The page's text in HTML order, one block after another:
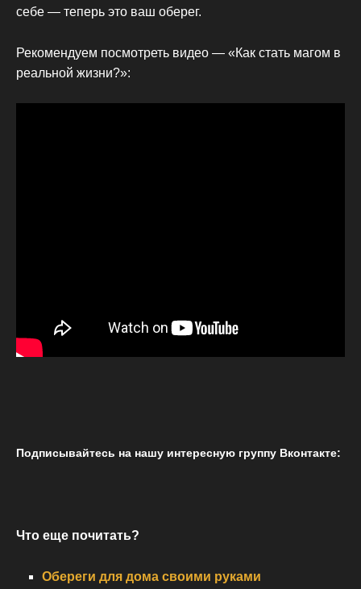
себе — теперь это ваш оберег.
Рекомендуем посмотреть видео — «Как стать магом в
реальной жизни?»:
Подписывайтесь на нашу интересную группу Вконтакте:
Что еще почитать?
Обереги для дома своими руками